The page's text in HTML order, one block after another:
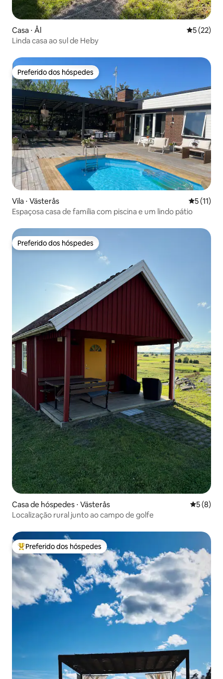
Casa ⋅ Ål 5 de uma
5 (22)
Linda casa ao sul de Heby
Preferido dos hóspedes
Preferido dos hóspedes
Vila ⋅ Västerås 5 de uma
5 (11)
Espaçosa casa de família com piscina e um lindo pátio
Preferido dos hóspedes
Preferido dos hóspedes
Casa de hóspedes ⋅ Västerås 5 de
5 (8)
Localização rural junto ao campo de golfe
Entre os melhores preferidos dos hóspedes
Preferido dos hóspedes